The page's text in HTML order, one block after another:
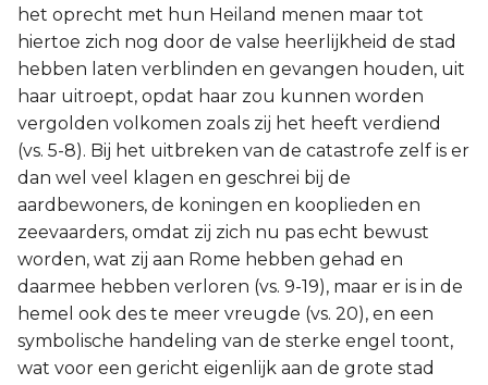
het oprecht met hun Heiland menen maar tot
hiertoe zich nog door de valse heerlijkheid de stad
hebben laten verblinden en gevangen houden, uit
haar uitroept, opdat haar zou kunnen worden
vergolden volkomen zoals zij het heeft verdiend
(vs. 5-8). Bij het uitbreken van de catastrofe zelf is er
dan wel veel klagen en geschrei bij de
aardbewoners, de koningen en kooplieden en
zeevaarders, omdat zij zich nu pas echt bewust
worden, wat zij aan Rome hebben gehad en
daarmee hebben verloren (vs. 9-19), maar er is in de
hemel ook des te meer vreugde (vs. 20), en een
symbolische handeling van de sterke engel toont,
wat voor een gericht eigenlijk aan de grote stad